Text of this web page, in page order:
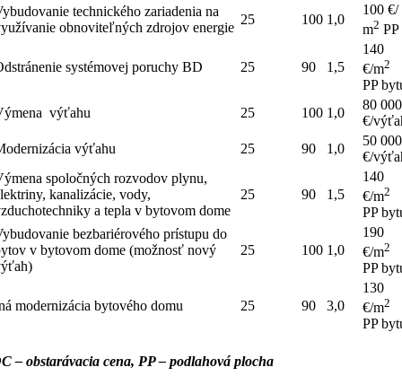
technického zariadenia na
obnoviteľných zdrojov energie
25 100 1,0
100 €/
m2 PP
systémovej poruchy BD 25 90 1,5
140
€/m2
PP
výťahu
25 100 1,0
80 000
€/
výťahu
25 90 1,0
50 000
€/
spoločných rozvodov plynu,
kanalizácie, vody,
a tepla v bytovom dome
25 90 1,5
140
€/m2
PP
bezbariérového prístupu do
v bytovom dome (možnosť nový
25 100 1,0
190
€/m2
PP
modernizácia bytového domu 25 90 3,0
130
€/m2
PP
– obstarávacia cena, PP – podlahová plocha